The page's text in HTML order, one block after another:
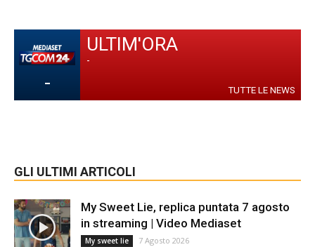
-
ULTIM'ORA
-
TUTTE LE NEWS
GLI ULTIMI ARTICOLI
My Sweet Lie, replica puntata 7 agosto
in streaming | Video Mediaset
My sweet lie 7 Agosto 2026